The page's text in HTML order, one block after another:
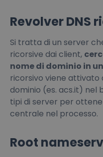
Revolver DNS
Si tratta di un server
ricorsive dai client,
nome di dominio in
ricorsivo viene attivato
dominio (es. acs.it) nel
tipi di server per
centrale nel processo.
Root